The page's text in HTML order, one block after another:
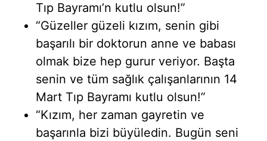
Tıp Bayramı’n kutlu olsun!”
“Güzeller güzeli kızım, senin gibi
başarılı bir doktorun anne ve babası
olmak bize hep gurur veriyor. Başta
senin ve tüm sağlık çalışanlarının 14
Mart Tıp Bayramı kutlu olsun!”
“Kızım, her zaman gayretin ve
başarınla bizi büyüledin. Bugün seni